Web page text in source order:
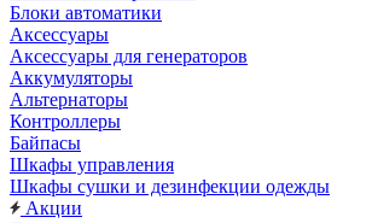
Блоки автоматики
Аксессуары
Аксессуары для генераторов
Аккумуляторы
Альтернаторы
Контроллеры
Байпасы
Шкафы управления
Шкафы сушки и дезинфекции одежды
Акции